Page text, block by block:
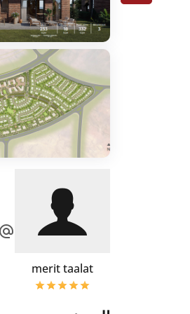
merit taalat